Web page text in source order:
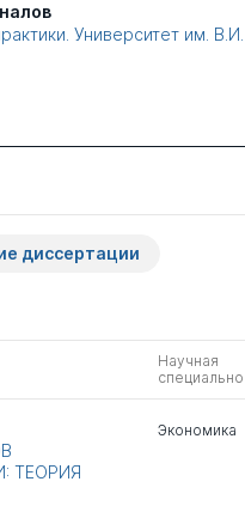
Университет им. В.И.
диссертации
Научная
ТЕОРИЯ
Экономика